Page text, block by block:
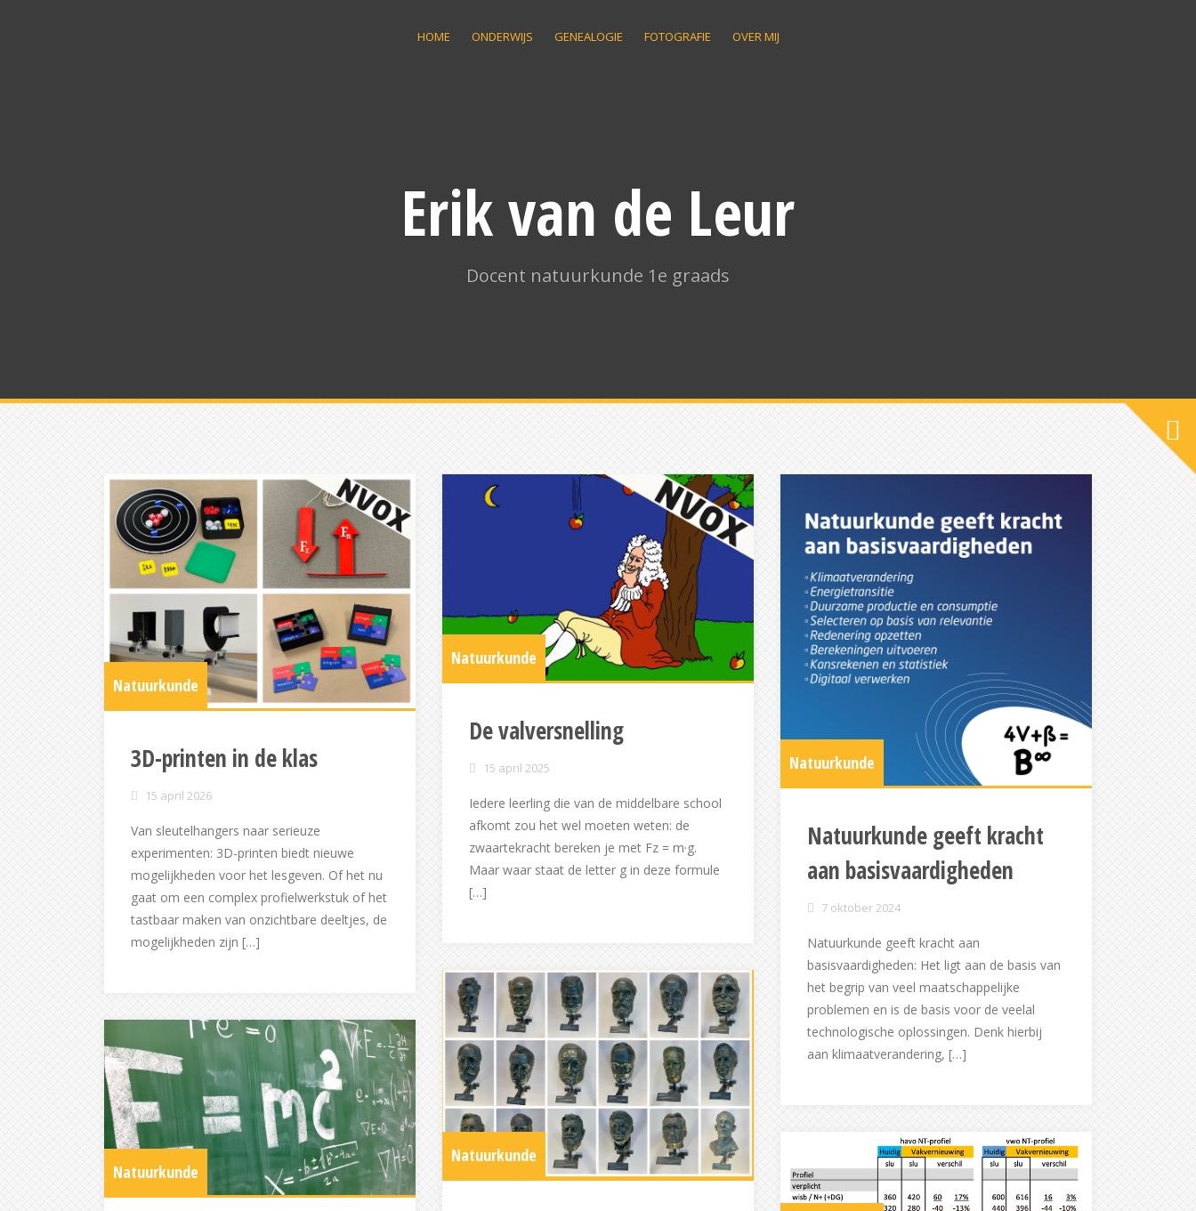
HOME ONDERWIJS GENEALOGIE FOTOGRAFIE OVER MIJ
Erik van de Leur
Docent natuurkunde 1e graads
Natuurkunde
3D-printen in de klas
15 april 2026
Van sleutelhangers naar serieuze
experimenten: 3D-printen biedt nieuwe
mogelijkheden voor het lesgeven. Of het nu
gaat om een complex profielwerkstuk of het
tastbaar maken van onzichtbare deeltjes, de
mogelijkheden zijn […]
Natuurkunde
De valversnelling
15 april 2025
Iedere leerling die van de middelbare school
afkomt zou het wel moeten weten: de
zwaartekracht bereken je met Fz = m·g.
Maar waar staat de letter g in deze formule
[…]
Natuurkunde
Natuurkunde geeft kracht
aan basisvaardigheden
7 oktober 2024
Natuurkunde geeft kracht aan
basisvaardigheden: Het ligt aan de basis van
het begrip van veel maatschappelijke
problemen en is de basis voor de veelal
technologische oplossingen. Denk hierbij
aan klimaatverandering, […]
Natuurkunde
Natuurkunde